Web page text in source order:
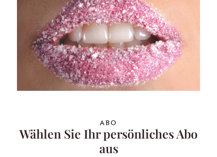
ABO
Wählen Sie Ihr persönliches Abo
aus